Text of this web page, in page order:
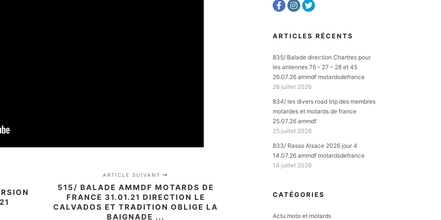
ARTICLE SUIVANT
515/ BALADE AMMDF MOTARDS DE
FRANCE 31.01.21 DIRECTION LE
CALVADOS ET TRADITION OBLIGE LA
BAIGNADE ...
ARTICLES RÉCENTS
835/ Balade direction Chartres pour
les antennes 76 – 27 – 28 et 45
26.07.26 ammdf motardsdefrance
26 juillet 2026
834/ les divers road trip des membres
motardes et motards de france
25.07.26 ammdf
25 juillet 2026
833/ Rasso Alsace 2026 jour 4
14.07.26 ammdf motardsdefrance
14 juillet 2026
CATÉGORIES
Actu moto et motards